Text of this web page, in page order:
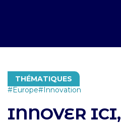
THÉMATIQUES
Europe
Innovation
INNOVER ICI,